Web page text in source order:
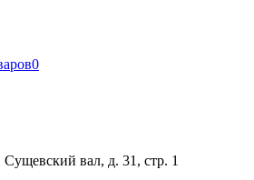
0
вал, д. 31, стр. 1